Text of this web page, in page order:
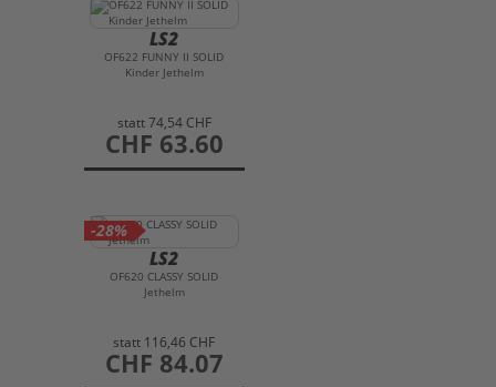
LS2
OF622 FUNNY II SOLID
Kinder Jethelm
statt74,54 CHF
preis
CHF 63.60
-28%
LS2
OF620 CLASSY SOLID
Jethelm
statt 116,46 CHF
preis
CHF 84.07